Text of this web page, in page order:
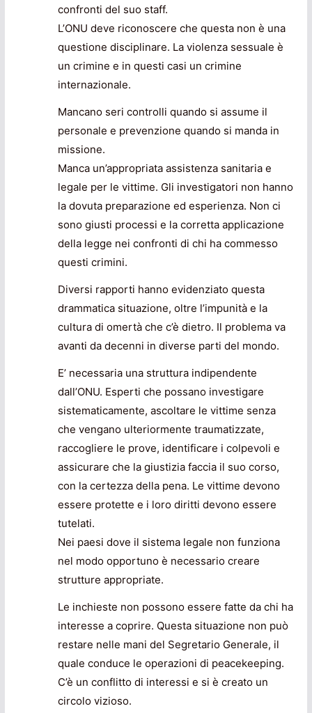
confronti del suo staff.
L’ONU deve riconoscere che questa non è una
questione disciplinare. La violenza sessuale è
un crimine e in questi casi un crimine
internazionale.
Mancano seri controlli quando si assume il
personale e prevenzione quando si manda in
missione.
Manca un’appropriata assistenza sanitaria e
legale per le vittime. Gli investigatori non hanno
la dovuta preparazione ed esperienza. Non ci
sono giusti processi e la corretta applicazione
della legge nei confronti di chi ha commesso
questi crimini.
Diversi rapporti hanno evidenziato questa
drammatica situazione, oltre l’impunità e la
cultura di omertà che c’è dietro. Il problema va
avanti da decenni in diverse parti del mondo.
E’ necessaria una struttura indipendente
dall’ONU. Esperti che possano investigare
sistematicamente, ascoltare le vittime senza
che vengano ulteriormente traumatizzate,
raccogliere le prove, identificare i colpevoli e
assicurare che la giustizia faccia il suo corso,
con la certezza della pena. Le vittime devono
essere protette e i loro diritti devono essere
tutelati.
Nei paesi dove il sistema legale non funziona
nel modo opportuno è necessario creare
strutture appropriate.
Le inchieste non possono essere fatte da chi ha
interesse a coprire. Questa situazione non può
restare nelle mani del Segretario Generale, il
quale conduce le operazioni di peacekeeping.
C’è un conflitto di interessi e si è creato un
circolo vizioso.